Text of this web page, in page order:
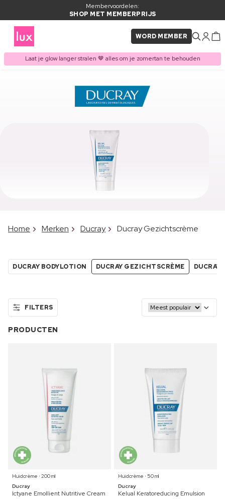
Membervoordelen:
SHOP MET MEMBERPRIJS
WORD MEMBER
Laat je glow langer stralen 🤎 alles om je zomertan te behouden
Home Merken Ducray Ducray Gezichtscrème
DUCRAY BODYLOTION DUCRAY GEZICHTSCRÈME
FILTERS
PRODUCTEN
Huidcrème ⋅ 200 ml
Ducray
Ictyane Emollient Nutritive Cream
Huidcrème ⋅ 50 ml
Ducray
Kelual Keratoreducing Emulsion